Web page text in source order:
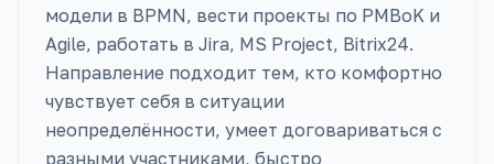
модели в BPMN, вести проекты по PMBoK и
Agile, работать в Jira, MS Project, Bitrix24.
Направление подходит тем, кто комфортно
чувствует себя в ситуации
неопределённости, умеет договариваться с
разными участниками, быстро